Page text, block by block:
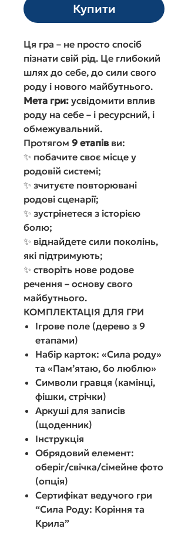
Купити
Ця гра – не просто спосіб
пізнати свій рід. Це глибокий
шлях до себе, до сили свого
роду і нового майбутнього.
Мета гри: усвідомити вплив
роду на себе – і ресурсний, і
обмежувальний.
Протягом 9 етапів ви:
✨ побачите своє місце у
родовій системі;
✨ зчитуєте повторювані
родові сценарії;
✨ зустрінетеся з історією
болю;
✨ віднайдете сили поколінь,
які підтримують;
✨ створіть нове родове
речення – основу свого
майбутнього.
КОМПЛЕКТАЦІЯ ДЛЯ ГРИ
Ігрове поле (дерево з 9
етапами)
Набір карток: «Сила роду»
та «Пам’ятаю, бо люблю»
Символи гравця (камінці,
фішки, стрічки)
Аркуші для записів
(щоденник)
Інструкція
Обрядовий елемент:
оберіг/свічка/сімейне фото
(опція)
Сертифікат ведучого гри
“Сила Роду: Коріння та
Крила”